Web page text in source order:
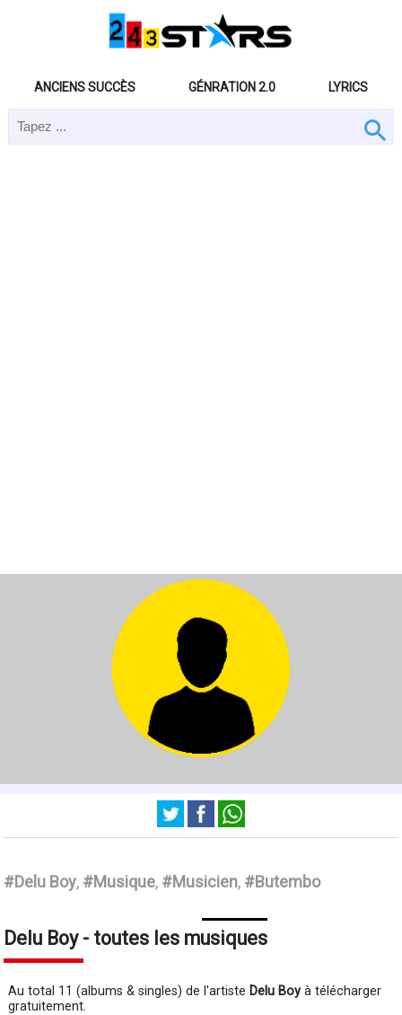
ANCIENS SUCCÈS GÉNRATION 2.0 LYRICS
#Delu Boy, #Musique, #Musicien, #Butembo
Delu Boy - toutes les musiques
Au total 11 (albums & singles) de l'artiste Delu Boyà télécharger
gratuitement.